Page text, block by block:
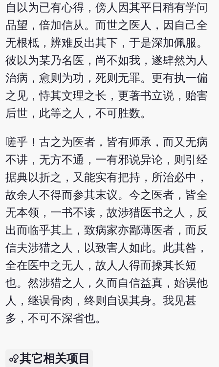
自以为已有心得，傍人因其平日稍有学问
品望，倍加信从。而世之医人，因自己全
无根柢，辨难反出其下，于是深加佩服。
彼以为某乃名医，尚不如我，遂肆然为人
治病，愈则为功，死则无罪。更有执一偏
之见，恃其文理之长，更著书立说，贻害
后世，此等之人，不可胜数。
嗟乎！古之为医者，皆有师承，而又无病
不讲，无方不通，一有邪说异论，则引经
据典以折之，又能实有把持，所治必中，
故余人不得而参其末议。今之医者，皆全
无本领，一书不读，故涉猎医书之人，反
出而临乎其上，致病家亦鄙薄医者，而反
信夫涉猎之人，以致害人如此。此其咎，
全在医中之无人，故人人得而操其长短
也。然涉猎之人，久而自信益真，始误他
人，继误骨肉，终则自误其身。我见甚
多，不可不深省也。
其它相关项目